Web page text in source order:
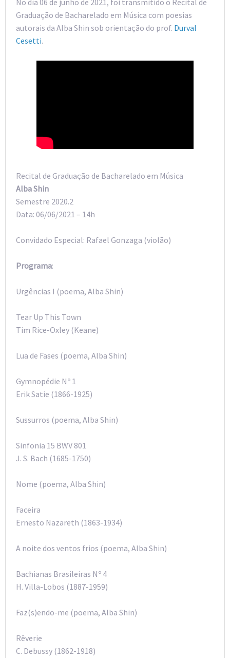
No dia 06 de junho de 2021, foi transmitido o Recital de
Graduação de Bacharelado em Música com poesias
autorais da Alba Shin sob orientação do prof. Durval
Cesetti.
Recital de Graduação de Bacharelado em Música
Alba Shin
Semestre 2020.2
Data: 06/06/2021 – 14h
Convidado Especial: Rafael Gonzaga (violão)
Programa:
Urgências I (poema, Alba Shin)
Tear Up This Town
Tim Rice-Oxley (Keane)
Lua de Fases (poema, Alba Shin)
Gymnopédie Nº 1
Erik Satie (1866-1925)
Sussurros (poema, Alba Shin)
Sinfonia 15 BWV 801
J. S. Bach (1685-1750)
Nome (poema, Alba Shin)
Faceira
Ernesto Nazareth (1863-1934)
A noite dos ventos frios (poema, Alba Shin)
Bachianas Brasileiras Nº 4
H. Villa-Lobos (1887-1959)
Faz(s)endo-me (poema, Alba Shin)
Rêverie
C. Debussy (1862-1918)